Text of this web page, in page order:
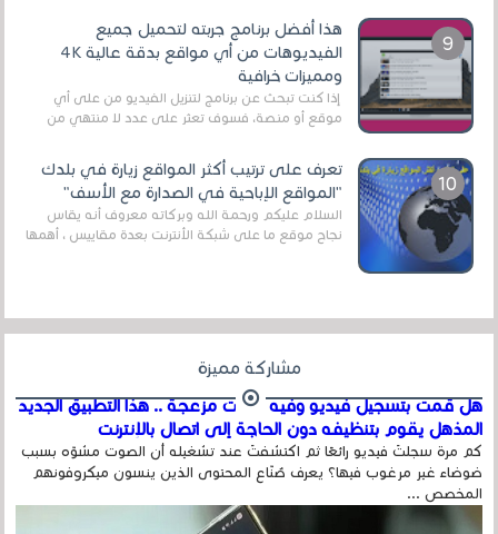
هذا أفضل برنامج جربته لتحميل جميع
الفيديوهات من أي مواقع بدقة عالية 4K
ومميزات خرافية
إذا كنت تبحث عن برنامج لتنزيل الفيديو من على أي
موقع أو منصة، فسوف تعثر على عدد لا منتهي من
تعرف على ترتيب أكثر المواقع زيارة في بلدك
"المواقع الإباحية في الصدارة مع الأسف"
السلام عليكم ورحمة الله وبركاته معروف أنه يقاس
نجاح موقع ما على شبكة الأنترنت بعدة مقاييس ، أهمها
مشاركة مميزة
هل قمت بتسجيل فيديو وفيه أصوت مزعجة .. هذا التطبيق الجديد
المذهل يقوم بتنظيفه دون الحاجة إلى اتصال بالإنترنت
كم مرة سجلتَ فيديو رائعًا ثم اكتشفتَ عند تشغيله أن الصوت مشوّه بسبب
ضوضاء غير مرغوب فيها؟ يعرف صُنّاع المحتوى الذين ينسون ميكروفونهم
المخصص ...